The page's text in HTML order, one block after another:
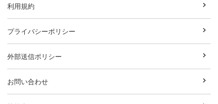
利用規約
プライバシーポリシー
外部送信ポリシー
お問い合わせ